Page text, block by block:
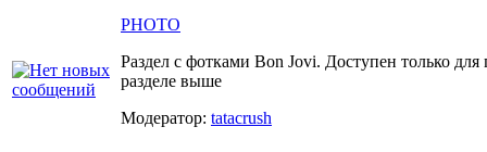
PHOTO
Раздел с фотками Bon Jovi. Доступен только
разделе выше
Модератор: tatacrush